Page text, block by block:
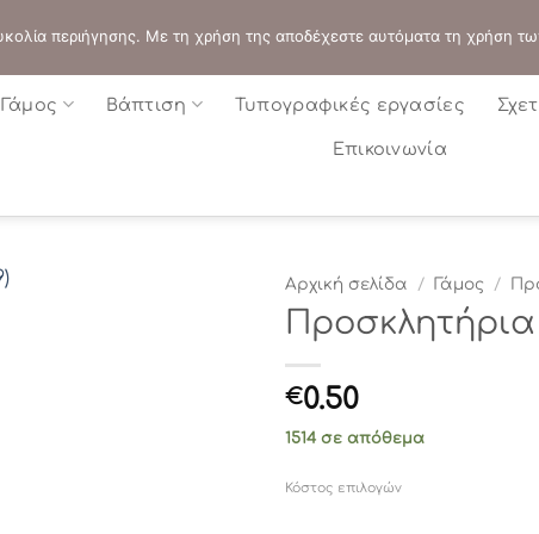
Γάμος Βάπτιση Τυπογραφικές εργασίες
Επικοινωνία
Αρχική σελίδα / Γάμος /
Προσκλητήρια
€0.50
1514 σε απόθεμα
Κόστος επιλογών
περιήγησης. Με τη χρήση της αποδέχεστε αυτόματα τη χρήση